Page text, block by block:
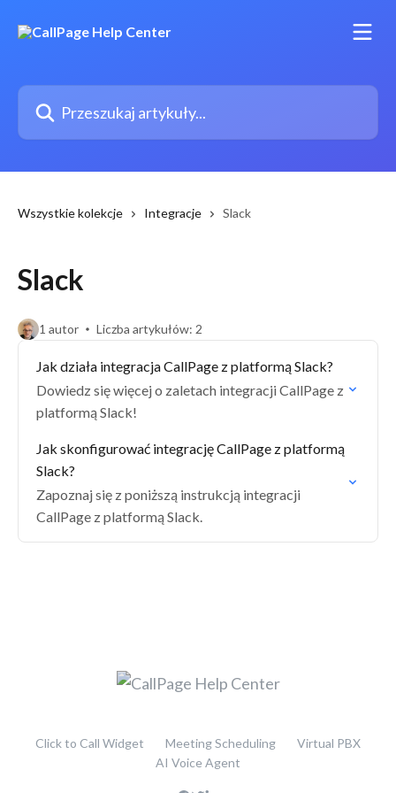
Przeszukaj artykuły...
Wszystkie kolekcje Integracje Slack
Slack
1 autor Liczba artykułów: 2
Jak działa integracja CallPage z platformą Slack?
Dowiedz się więcej o zaletach integracji CallPage z
platformą Slack!
Jak skonfigurować integrację CallPage z platformą
Slack?
Zapoznaj się z poniższą instrukcją integracji
CallPage z platformą Slack.
Click to Call Widget Meeting Scheduling
Virtual PBX
AI Voice Agent